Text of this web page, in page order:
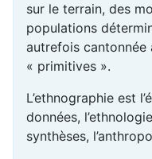
sur le terrain, des
populations
autrefois
« primitives ».
L’ethnographie est
données,
synthèses,